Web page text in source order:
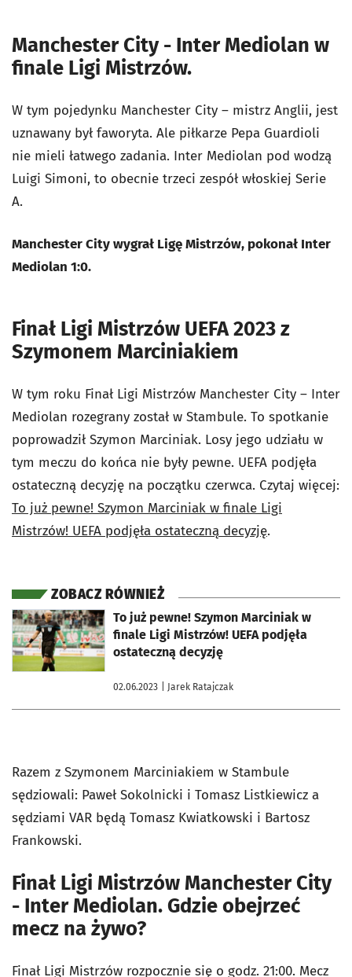
Manchester City - Inter Mediolan w
finale Ligi Mistrzów.
W tym pojedynku Manchester City – mistrz Anglii, jest
uznawany był faworyta. Ale piłkarze Pepa Guardioli
nie mieli łatwego zadania. Inter Mediolan pod wodzą
Luigi Simoni, to obecnie trzeci zespół włoskiej Serie
A.
Manchester City wygrał Ligę Mistrzów, pokonał Inter
Mediolan 1:0.
Finał Ligi Mistrzów UEFA 2023 z
Szymonem Marciniakiem
W tym roku Finał Ligi Mistrzów Manchester City – Inter
Mediolan rozegrany został w Stambule. To spotkanie
poprowadził Szymon Marciniak. Losy jego udziału w
tym meczu do końca nie były pewne. UEFA podjęła
ostateczną decyzję na początku czerwca. Czytaj więcej:
To już pewne! Szymon Marciniak w finale Ligi
Mistrzów! UEFA podjęła ostateczną decyzję.
ZOBACZ RÓWNIEŻ
To już pewne! Szymon Marciniak w
finale Ligi Mistrzów! UEFA podjęła
ostateczną decyzję
02.06.2023 | Jarek Ratajczak
otworzy się w nowej karcie
Razem z Szymonem Marciniakiem w Stambule
sędziowali: Paweł Sokolnicki i Tomasz Listkiewicz a
sędziami VAR będą Tomasz Kwiatkowski i Bartosz
Frankowski.
Finał Ligi Mistrzów Manchester City
- Inter Mediolan. Gdzie obejrzeć
mecz na żywo?
Finał Ligi Mistrzów rozpocznie się o godz. 21:00. Mecz